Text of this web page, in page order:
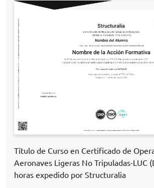
Título de Curso en Certificado de
Aeronaves Ligeras No Tripuladas-LUC
horas expedido por Structuralia